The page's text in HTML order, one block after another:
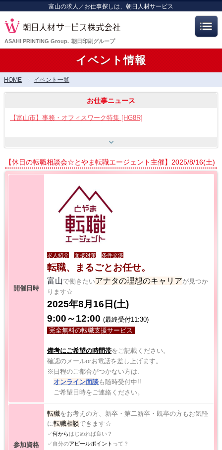
富山の求人／お仕事探しは、朝日人材サービス
ASAHI PRINTING Group. 朝日印刷グループ
イベント情報
HOME イベント一覧
お仕事ニュース
【富山市】事務・オフィスワーク特集 [HG8R]
【富山市】工場・製造ワーク [HG8]
【呉羽射水エリア特集】スタッフ12名大募集!! [HB7]
【お仕事相談会☆流通会館】2026/8/21(金) PM開催
【お仕事相談会☆大久保ふれあいｾﾝﾀｰ】2026/8/26(水)
【お仕事相談会☆黒部市コラーレ】2026/8/21(金)PM
【お仕事相談会☆黒部市コラーレ】2026/8/7(金)PM
派遣から正社員をめざす 〜自分に合った職場を見つける新しい転職の
【中新川エリア】近くdeWORK [HC7]
【お仕事相談会☆流通会館】2026/9/24(木) PM開催
【休日の転職相談会☆とやま転職エージェント主催】2025/8/16(土)
開催日時
求人紹介 面接対策 条件交渉
転職、まるごとお任せ。
富山で働きたいアナタの理想のキャリアが見つか
ります☆
2025年8月16日(土)
9:00～12:00 (最終受付11:30)
完全無料の転職支援サービス
備考にご希望の時間帯をご記載ください。
確認のメールorお電話を差し上げます。
※日程のご都合がつかない方は、
オンライン面談も随時受付中!!
ご希望日時をご連絡ください。
参加資格
転職をお考えの方、新卒・第二新卒・既卒の方もお気軽
に転職相談できます☆
✓何からはじめれば良い？
✓自分のアピールポイント って？